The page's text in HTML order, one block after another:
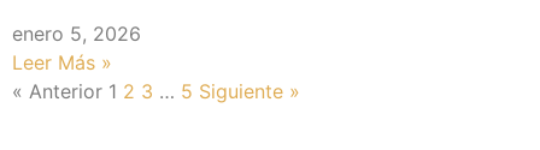
enero 5, 2026
Leer Más »
« Anterior 1 2 3 … 5 Siguiente »